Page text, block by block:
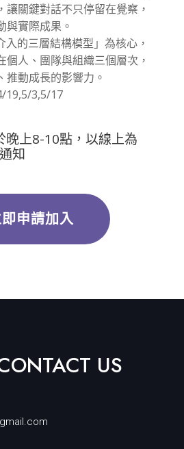
讓關鍵對話不只停留在覺察，
與實際成果。
入的三層結構模型」為核心，
個人、團隊與組織三個層次，
推動成長的影響力。
19,5/3,5/17
晚上8-10點，以線上為
知
申請加入
US